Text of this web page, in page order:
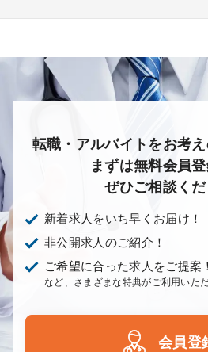
放射線科 救命救急科 病理
転職・アルバイトをお考
まずは無料会員登
ぜひご相談くだ
新着求人をいち早くお届け！
非公開求人のご紹介！
ご希望に合った求人をご提案！
など、さまざまな特典がご利用いただ
会員登